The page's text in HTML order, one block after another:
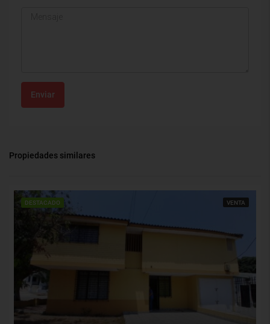
Enviar
Propiedades similares
DESTACADO VENTA